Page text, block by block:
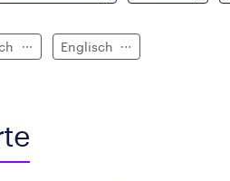
Englisch